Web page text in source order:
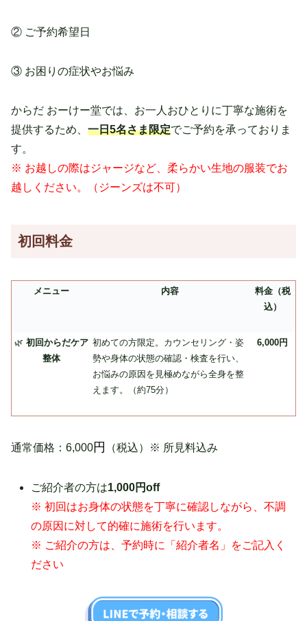
② ご予約希望日
③ お困りの症状やお悩み
からだ おーけー堂では、お一人おひとりに丁寧な施術を
提供するため、 一日5名さま限定でご予約を承っておりま
す。
※ お越しの際はジャージなど、柔らかい生地の服装でお
越しください。（ジーンズは不可）
初回料金
メニュー 内容
料金（税
込）
🌿 初回からだケア
整体
初めての方限定。カウンセリング・姿
勢や身体の状態の確認・検査を行い、
お悩みの原因を見極めながら全身を整
えます。（約75分）
6,000円
通常価格：6,000円 （税込） ※ 所見料込み
ご紹介者の方は1,000円off
※ 初回はお身体の状態を丁寧に確認しながら、不調
の原因に対して的確に施術を行います。
※ ご紹介の方は、予約時に「紹介者名」をご記入く
ださい